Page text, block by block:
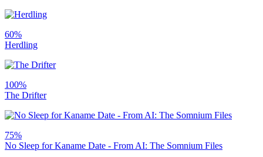
60%
Herdling
100%
The Drifter
75%
No Sleep for Kaname Date - From AI: The Somnium Files